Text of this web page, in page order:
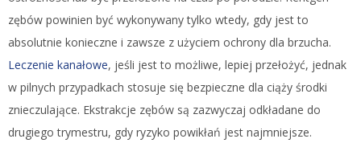
zębów powinien być wykonywany tylko wtedy, gdy jest to
absolutnie konieczne i zawsze z użyciem ochrony dla brzucha.
Leczenie kanałowe, jeśli jest to możliwe, lepiej przełożyć, jednak
w pilnych przypadkach stosuje się bezpieczne dla ciąży środki
znieczulające. Ekstrakcje zębów są zazwyczaj odkładane do
drugiego trymestru, gdy ryzyko powikłań jest najmniejsze.